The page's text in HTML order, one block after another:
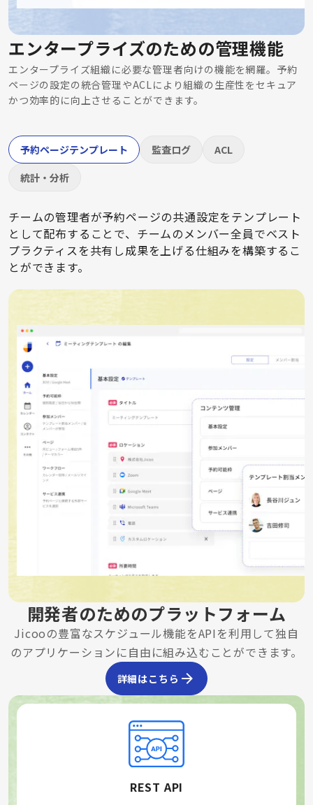
エンタープライズのための管理機能
エンタープライズ組織に必要な管理者向けの機能を網羅。予約
ページの設定の統合管理やACLにより組織の生産性をセキュア
かつ効率的に向上させることができます。
予約ページテンプレート 監査ログ
ACL
統計・分析
チームの管理者が予約ページの共通設定をテンプレート
として配布することで、チームのメンバー全員でベスト
プラクティスを共有し成果を上げる仕組みを構築するこ
とができます。
開発者のためのプラットフォーム
Jicooの豊富なスケジュール機能をAPIを利用して独自
のアプリケーションに自由に組み込むことができます。
詳細はこちら
REST API